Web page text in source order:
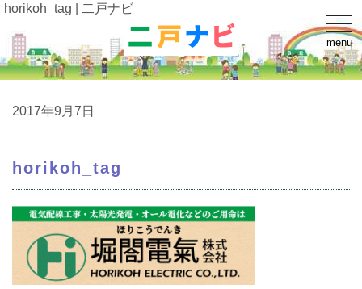
t
o
g
g
l
e
o
menu
horikoh_tag | 二戸ナビ
2017年9月7日
horikoh_tag